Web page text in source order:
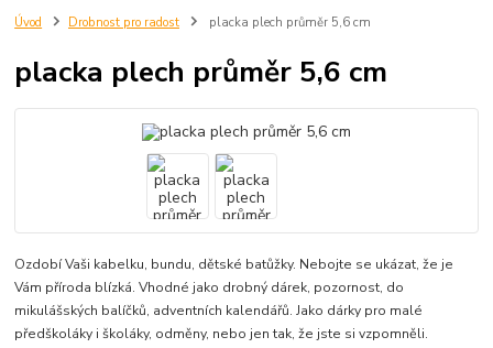
Úvod Drobnost pro radost placka plech průměr 5,6 cm
placka plech průměr 5,6 cm
Ozdobí Vaši kabelku, bundu, dětské batůžky. Nebojte se ukázat, že je
Vám příroda blízká. Vhodné jako drobný dárek, pozornost, do
mikulášských balíčků, adventních kalendářů. Jako dárky pro malé
předškoláky i školáky, odměny, nebo jen tak, že jste si vzpomněli.